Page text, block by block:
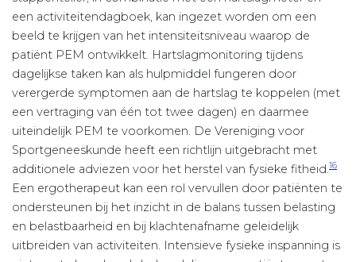
een activiteitendagboek, kan ingezet worden om een
beeld te krijgen van het intensiteitsniveau waarop de
patiënt PEM ontwikkelt. Hartslagmonitoring tijdens
dagelijkse taken kan als hulpmiddel fungeren door
verergerde symptomen aan de hartslag te koppelen (met
een vertraging van één tot twee dagen) en daarmee
uiteindelijk PEM te voorkomen. De Vereniging voor
Sportgeneeskunde heeft een richtlijn uitgebracht met
additionele adviezen voor het herstel van fysieke fitheid.16
Een ergotherapeut kan een rol vervullen door patiënten te
ondersteunen bij het inzicht in de balans tussen belasting
en belastbaarheid en bij klachtenafname geleidelijk
uitbreiden van activiteiten. Intensieve fysieke inspanning is